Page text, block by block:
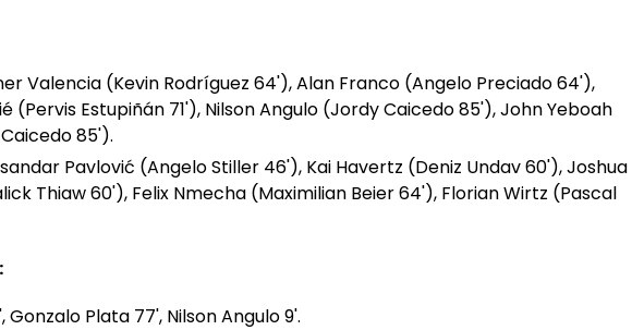
Valencia (Kevin Rodríguez 64'), Alan Franco (Angelo Preciado 64'),
(Pervis Estupiñán 71'), Nilson Angulo (Jordy Caicedo 85'), John Yeboah
85').
Pavlović (Angelo Stiller 46'), Kai Havertz (Deniz Undav 60'), Joshua
Thiaw 60'), Felix Nmecha (Maximilian Beier 64'), Florian Wirtz (Pascal
Gonzalo Plata 77', Nilson Angulo 9'.